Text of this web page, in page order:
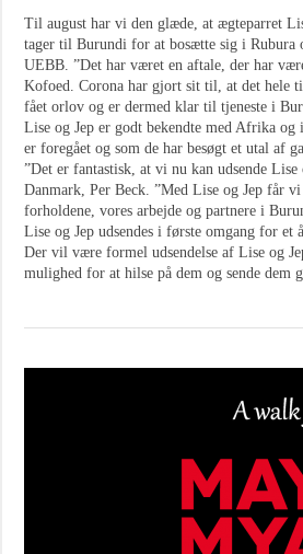
Til august har vi den glæde, at ægteparret
tager til Burundi for at bosætte sig i Rubura
UEBB. ”Det har været en aftale, der har
Kofoed. Corona har gjort sit til, at det hele
fået orlov og er dermed klar til tjeneste i
Lise og Jep er godt bekendte med Afrika
er foregået og som de har besøgt et utal af
”Det er fantastisk, at vi nu kan udsende
Danmark, Per Beck. ”Med Lise og Jep får
forholdene, vores arbejde og partnere i
Lise og Jep udsendes i første omgang for et
Der vil være formel udsendelse af Lise og
mulighed for at hilse på dem og sende dem